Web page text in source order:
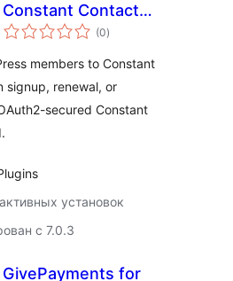
Constant Contact
and MemberPress
(0общий
рейтинг
)
members to Constant
signup, renewal, or
secured Constant
установок
с 7.0.3
GivePayments for